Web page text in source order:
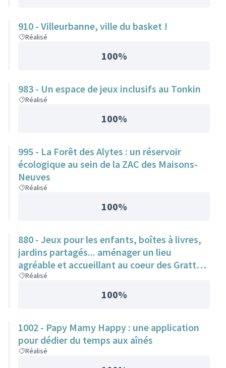
910 - Villeurbanne, ville du basket !
Réalisé
100%
983 - Un espace de jeux inclusifs au Tonkin
Réalisé
100%
995 - La Forêt des Alytes : un réservoir
écologique au sein de la ZAC des Maisons-
Neuves
Réalisé
100%
880 - Jeux pour les enfants, boîtes à livres,
jardins partagés... aménager un lieu
agréable et accueillant au coeur des Gratte-
Ciel
Réalisé
100%
1002 - Papy Mamy Happy : une application
pour dédier du temps aux aînés
Réalisé